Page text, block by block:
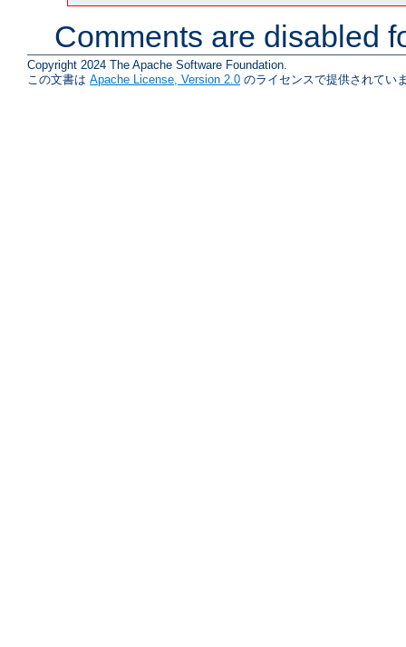
Comments are disabled
Copyright 2024 The Apache Software Foundation.
この文書は Apache License, Version 2.0 のライセンスで提供されてい